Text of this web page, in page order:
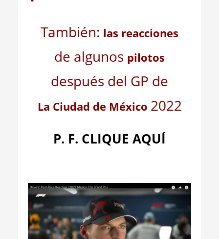
También: las reacciones
de algunos pilotos
después del GP de
La Ciudad de México 2022
P. F. CLIQUE AQUÍ